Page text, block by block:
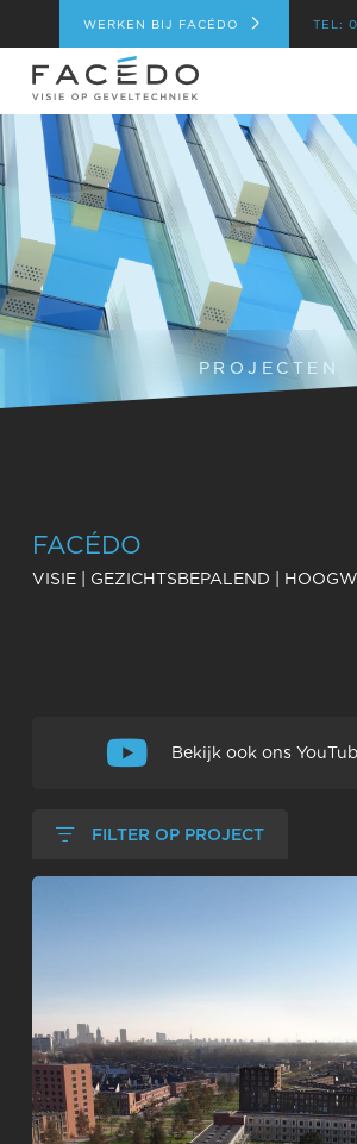
WERKEN BIJ FACÉDO TEL:
PROJECTEN
FACÉDO
VISIE | GEZICHTSBEPALEND |
Bekijk ook ons
FILTER OP PROJECT